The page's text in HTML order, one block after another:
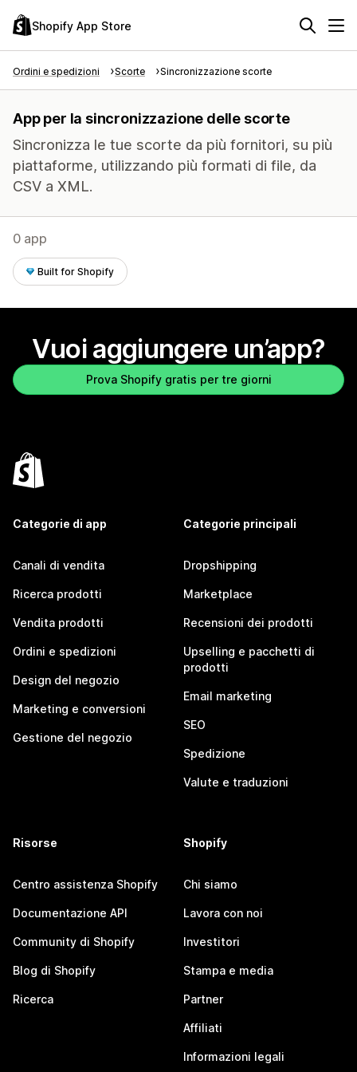
Shopify App Store
Ordini e spedizioni Scorte Sincronizzazione scorte
App per la sincronizzazione delle scorte
Sincronizza le tue scorte da più fornitori, su più
piattaforme, utilizzando più formati di file, da
CSV a XML.
0 app
Built for Shopify
Vuoi aggiungere un’app?
Prova Shopify gratis per tre giorni
Categorie di app
Canali di vendita
Ricerca prodotti
Vendita prodotti
Ordini e spedizioni
Design del negozio
Marketing e conversioni
Gestione del negozio
Categorie principali
Dropshipping
Marketplace
Recensioni dei prodotti
Upselling e pacchetti di
prodotti
Email marketing
SEO
Spedizione
Valute e traduzioni
Risorse
Centro assistenza Shopify
Documentazione API
Community di Shopify
Blog di Shopify
Ricerca
Shopify
Chi siamo
Lavora con noi
Investitori
Stampa e media
Partner
Affiliati
Informazioni legali